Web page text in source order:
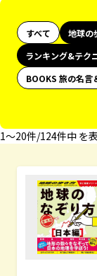
すべて 地球の
ランキング&テク
BOOKS 旅の名言
1〜20件/124件中 を